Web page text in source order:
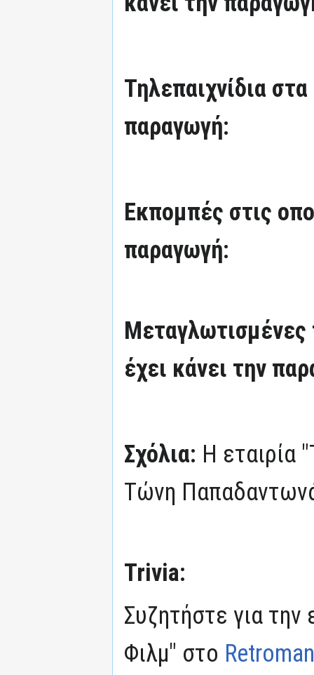
Τηλεπαιχνίδια
παραγωγή:
Εκπομπές στις
παραγωγή:
Μεταγλωτισμένες
έχει κάνει την
Σχόλια: Η εταιρία
Τώνη
Trivia:
Συζητήστε για την
Φιλμ" στο